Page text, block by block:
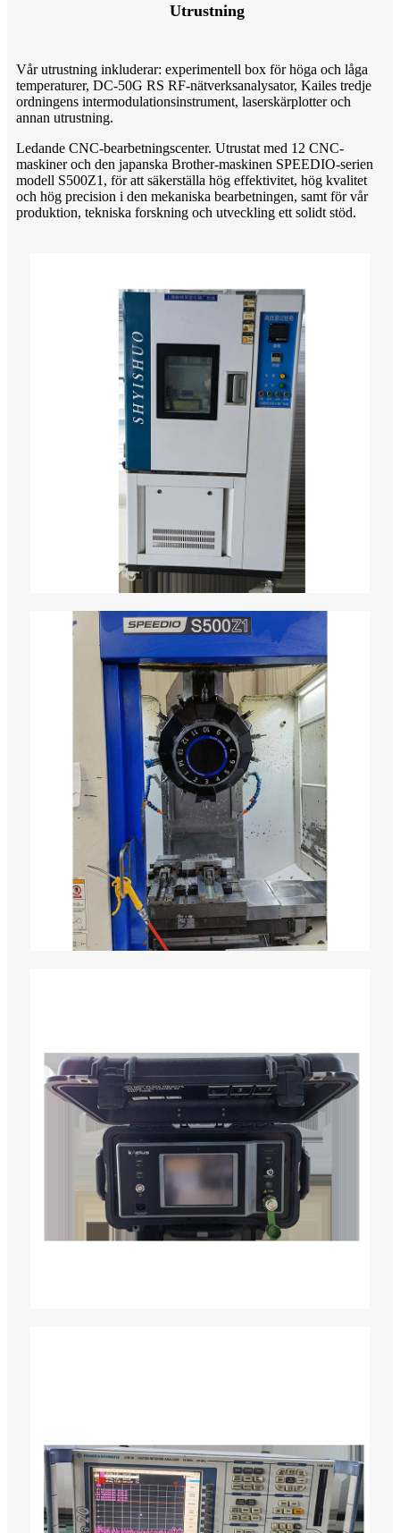
Utrustning
Vår utrustning inkluderar: experimentell box för höga och låga
temperaturer, DC-50G RS RF-nätverksanalysator, Kailes tredje
ordningens intermodulationsinstrument, laserskärplotter och
annan utrustning.
Ledande CNC-bearbetningscenter. Utrustat med 12 CNC-
maskiner och den japanska Brother-maskinen SPEEDIO-serien
modell S500Z1, för att säkerställa hög effektivitet, hög kvalitet
och hög precision i den mekaniska bearbetningen, samt för vår
produktion, tekniska forskning och utveckling ett solidt stöd.